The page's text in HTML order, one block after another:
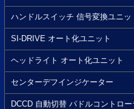
ハンドルスイッチ 信号変換ユニッ
SI-DRIVE オート化ユニット
ヘッドライト オート化ユニット
センターデフインジケーター
DCCD 自動切替 パドルコントロー